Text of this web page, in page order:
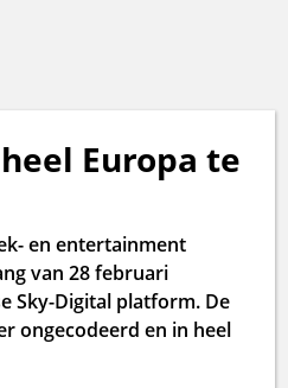
Europa te
en entertainment
van 28 februari
Sky-Digital platform. De
ongecodeerd en in heel